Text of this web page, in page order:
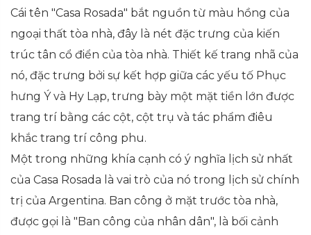
Cái tên "Casa Rosada" bắt nguồn từ màu hồng của
ngoại thất tòa nhà, đây là nét đặc trưng của kiến
trúc tân cổ điển của tòa nhà. Thiết kế trang nhã của
nó, đặc trưng bởi sự kết hợp giữa các yếu tố Phục
hưng Ý và Hy Lạp, trưng bày một mặt tiền lớn được
trang trí bằng các cột, cột trụ và tác phẩm điêu
khắc trang trí công phu.
Một trong những khía cạnh có ý nghĩa lịch sử nhất
của Casa Rosada là vai trò của nó trong lịch sử chính
trị của Argentina. Ban công ở mặt trước tòa nhà,
được gọi là "Ban công của nhân dân", là bối cảnh